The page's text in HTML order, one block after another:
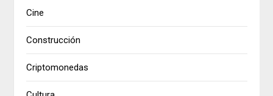
Cine
Construcción
Criptomonedas